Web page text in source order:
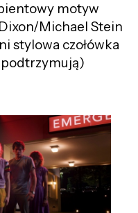
motyw
Michael Stein
stylowa czołówka